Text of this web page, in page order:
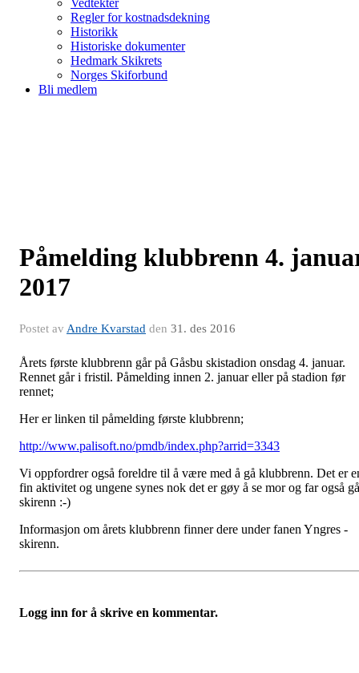
Vedtekter
Regler for kostnadsdekning
Historikk
Historiske dokumenter
Hedmark Skikrets
Norges Skiforbund
Bli medlem
Påmelding klubbrenn 4.
2017
Postet av Andre Kvarstad den 31. des 2016
Årets første klubbrenn går på Gåsbu skistadion onsdag 4. januar.
Rennet går i fristil. Påmelding innen 2. januar eller på stadion før
rennet;
Her er linken til påmelding første klubbrenn;
http://www.palisoft.no/pmdb/index.php?arrid=3343
Vi oppfordrer også foreldre til å være med å gå klubbrenn. Det er
fin aktivitet og ungene synes nok det er gøy å se mor og far også gå
skirenn :-)
Informasjon om årets klubbrenn finner dere under fanen Yngres -
skirenn.
Logg inn for å skrive en kommentar.